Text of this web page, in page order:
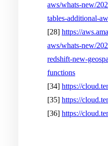
aws/whats-new/
tables-additional-
[28] https://
aws/whats-new/
redshift-new-
functions
[34] https://
[35] https://
[36] https://